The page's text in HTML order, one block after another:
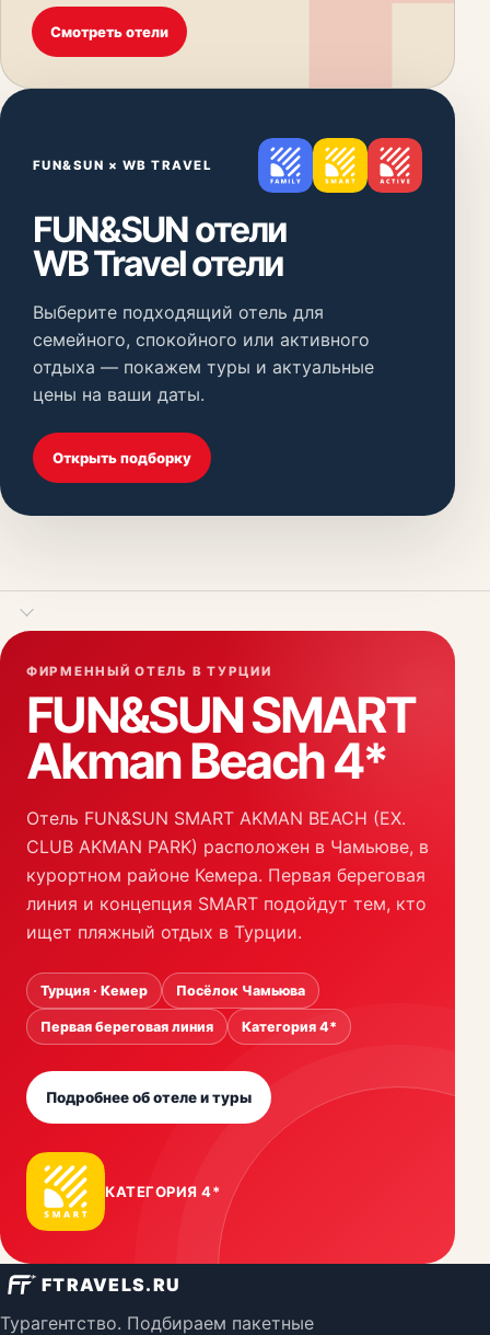
Смотреть отели
FUN&SUN × WB TRAVEL
FUN&SUN отели
WB Travel отели
Выберите подходящий отель для
семейного, спокойного или активного
отдыха — покажем туры и актуальные
цены на ваши даты.
Открыть подборку
ФИРМЕННЫЙ ОТЕЛЬ В ТУРЦИИ
FUN&SUN SMART
Akman Beach 4*
Отель FUN&SUN SMART AKMAN BEACH (EX.
CLUB AKMAN PARK) расположен в Чамьюве, в
курортном районе Кемера. Первая береговая
линия и концепция SMART подойдут тем, кто
ищет пляжный отдых в Турции.
Турция · Кемер Посёлок Чамьюва
Первая береговая линия Категория 4*
Подробнее об отеле и туры
КАТЕГОРИЯ 4*
FTRAVELS.RU
Турагентство. Подбираем пакетные